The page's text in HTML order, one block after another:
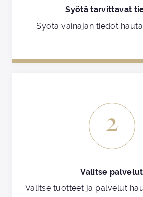
Syötä tarvittavat
Syötä vainajan tiedot
2
Valitse palvelut
Valitse tuotteet ja palvelut